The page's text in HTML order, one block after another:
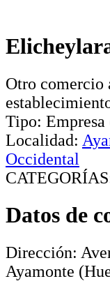
Otro comercio
Tipo: Empresa
Localidad:
Occidental
Datos de
Dirección:
Ayamonte